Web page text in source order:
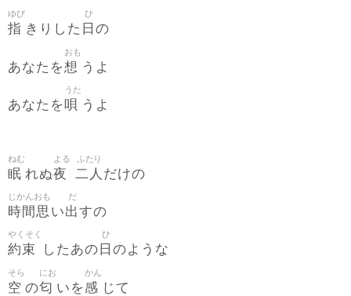
指
ゆび
きりした 日
ひ
の
あなたを想
おも
うよ
あなたを唄
うた
うよ
眠
ねむ
れぬ夜
よる
二人
ふたり
だけの
時間思
じかんおも
い出
だ
すの
約束
やくそく
したあの 日
ひ
のような
空
そら
の匂
にお
いを感
かん
じて